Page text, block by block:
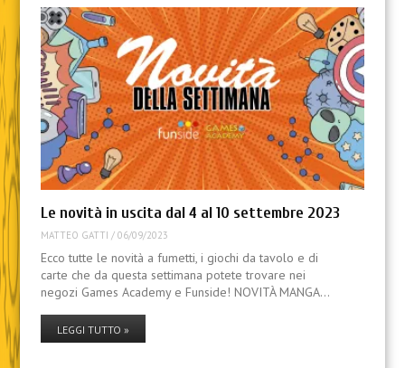
Le novità in uscita dal 4 al 10 settembre 2023
MATTEO GATTI / 06/09/2023
Ecco tutte le novità a fumetti, i giochi da tavolo e di
carte che da questa settimana potete trovare nei
negozi Games Academy e Funside! NOVITÀ MANGA…
LEGGI TUTTO »